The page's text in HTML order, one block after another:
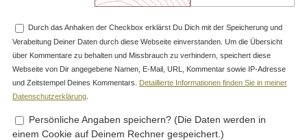
Durch das Anhaken der Checkbox erklärst Du Dich mit der Speicherung und
Verabeitung Deiner Daten durch diese Webseite einverstanden. Um die Übersicht
über Kommentare zu behalten und Missbrauch zu verhindern, speichert diese
Webseite von Dir angegebene Namen, E-Mail, URL, Kommentar sowie IP-Adresse
und Zeitstempel Deines Kommentars. Detaillierte Informationen finden Sie in meiner
Datenschutzerklärung
Persönliche Angaben speichern? (Die Daten werden in
einem Cookie auf Deinem Rechner gespeichert.)